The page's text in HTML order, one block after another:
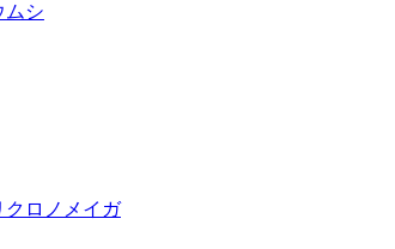
ムシ
クロノメイガ